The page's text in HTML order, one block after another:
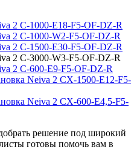
2 C-1000-E18-F5-OF-DZ-R
2 C-1000-W2-F5-OF-DZ-R
2 C-1500-E30-F5-OF-DZ-R
2 C-3000-W3-F5-OF-DZ-R
2 C-600-E9-F5-OF-DZ-R
Neiva 2 CX-1500-E12-F5-
Neiva 2 CX-600-E4,5-F5-
решение под широкий
готовы помочь вам в